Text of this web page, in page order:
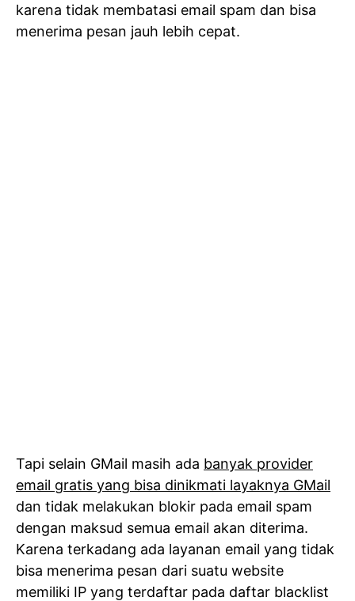
karena tidak membatasi email spam dan bisa
menerima pesan jauh lebih cepat.
Tapi selain GMail masih ada banyak provider
email gratis yang bisa dinikmati layaknya GMail
dan tidak melakukan blokir pada email spam
dengan maksud semua email akan diterima.
Karena terkadang ada layanan email yang tidak
bisa menerima pesan dari suatu website
memiliki IP yang terdaftar pada daftar blacklist